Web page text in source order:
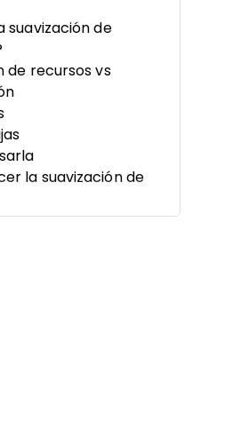
suavización de
de recursos vs
la suavización de